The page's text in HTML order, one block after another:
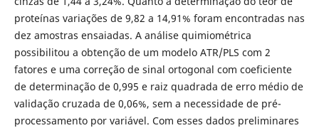
proteínas variações de 9,82 a 14,91% foram encontradas nas
dez amostras ensaiadas. A análise quimiométrica
possibilitou a obtenção de um modelo ATR/PLS com 2
fatores e uma correção de sinal ortogonal com coeficiente
de determinação de 0,995 e raiz quadrada de erro médio de
validação cruzada de 0,06%, sem a necessidade de pré-
processamento por variável. Com esses dados preliminares